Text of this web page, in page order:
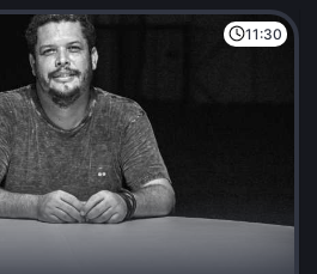
11:30